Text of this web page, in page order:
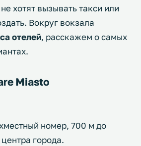
хотят вызывать такси или
Вокруг вокзала
отелей, расскажем о самых
Miasto
номер, 700 м до
города.